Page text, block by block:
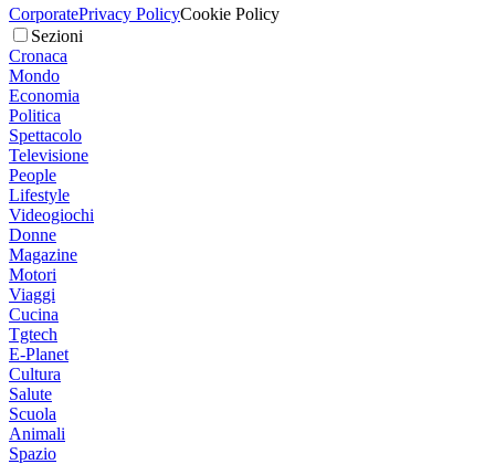
CorporatePrivacy PolicyCookie Policy
Sezioni
Cronaca
Mondo
Economia
Politica
Spettacolo
Televisione
People
Lifestyle
Videogiochi
Donne
Magazine
Motori
Viaggi
Cucina
Tgtech
E-Planet
Cultura
Salute
Scuola
Animali
Spazio